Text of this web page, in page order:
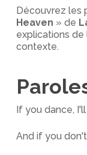
Découvrez les
Heaven » de
explications de
contexte.
If you dance,
And if you